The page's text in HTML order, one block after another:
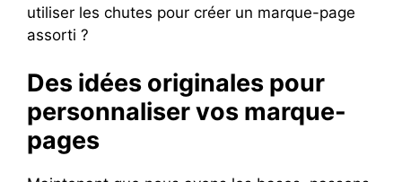
utiliser les chutes pour créer un marque-page
assorti ?
Des idées originales pour
personnaliser vos marque-
pages